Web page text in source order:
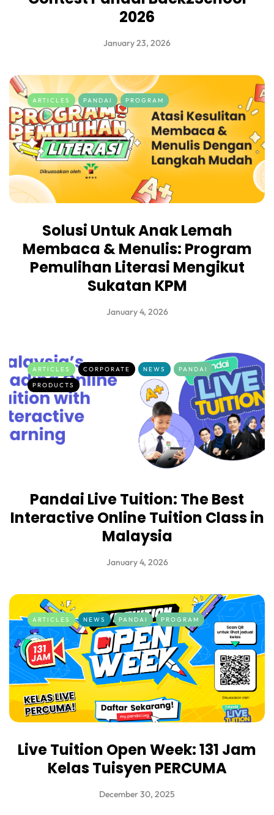
2026
January 23, 2026
ARTICLES PANDAI PROGRAM
Solusi Untuk Anak Lemah
Membaca & Menulis: Program
Pemulihan Literasi Mengikut
Sukatan KPM
January 4, 2026
ARTICLES CORPORATE NEWS
PANDAI
PRODUCTS
Pandai Live Tuition: The Best
Interactive Online Tuition Class in
Malaysia
January 4, 2026
ARTICLES NEWS PANDAI PROGRAM
Live Tuition Open Week: 131 Jam
Kelas Tuisyen PERCUMA
December 30, 2025